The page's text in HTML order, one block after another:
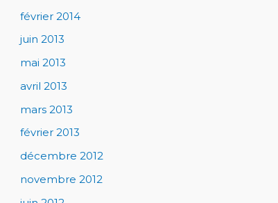
février 2014
juin 2013
mai 2013
avril 2013
mars 2013
février 2013
décembre 2012
novembre 2012